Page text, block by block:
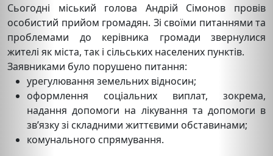
Сьогодні міський голова Андрій Сімонов провів
особистий прийом громадян. Зі своїми питаннями та
проблемами до керівника громади звернулися
жителі як міста, так і сільських населених пунктів.
Заявниками було порушено питання:
урегулювання земельних відносин;
оформлення соціальних виплат, зокрема,
надання допомоги на лікування та допомоги в
зв’язку зі складними життєвими обставинами;
комунального спрямування.